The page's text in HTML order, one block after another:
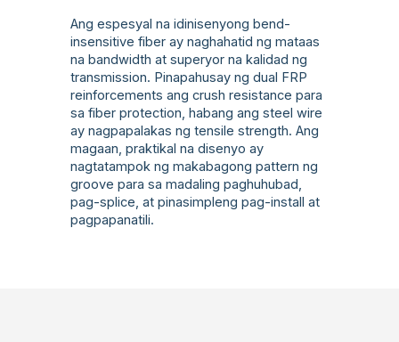
Ang espesyal na idinisenyong bend-
insensitive fiber ay naghahatid ng mataas
na bandwidth at superyor na kalidad ng
transmission. Pinapahusay ng dual FRP
reinforcements ang crush resistance para
sa fiber protection, habang ang steel wire
ay nagpapalakas ng tensile strength. Ang
magaan, praktikal na disenyo ay
nagtatampok ng makabagong pattern ng
groove para sa madaling paghuhubad,
pag-splice, at pinasimpleng pag-install at
pagpapanatili.